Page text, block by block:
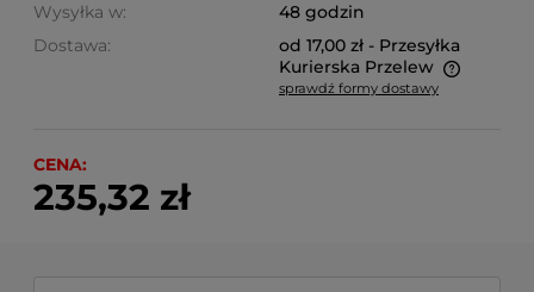
Wysyłka w:
48 godzin
Dostawa:
od 17,00 zł - Przesyłka
Kurierska Przelew
Cena nie zawiera ewentualnych kosztów płatności
sprawdź formy dostawy
CENA:
235,32 zł